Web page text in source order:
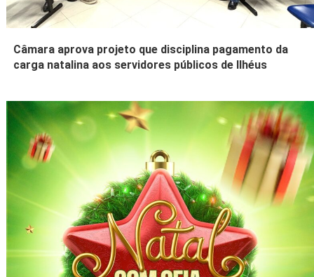
Câmara aprova projeto que disciplina pagamento da
carga natalina aos servidores públicos de Ilhéus